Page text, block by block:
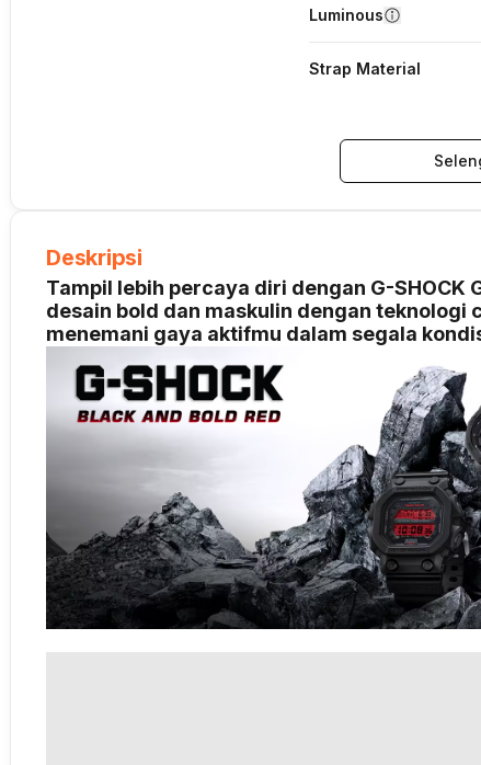
Luminous
Strap Material
Deskripsi
Tampil lebih percaya diri dengan G-SHOCK
desain bold dan maskulin dengan teknologi
menemani gaya aktifmu dalam segala